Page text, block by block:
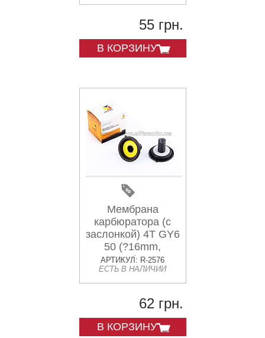
55 грн.
В КОРЗИНУ
Мембрана
карбюратора (с
заслонкой) 4T GY6
50 (?16mm,
основная) HORZA
АРТИКУЛ: R-2576
ЕСТЬ В НАЛИЧИИ
62 грн.
В КОРЗИНУ